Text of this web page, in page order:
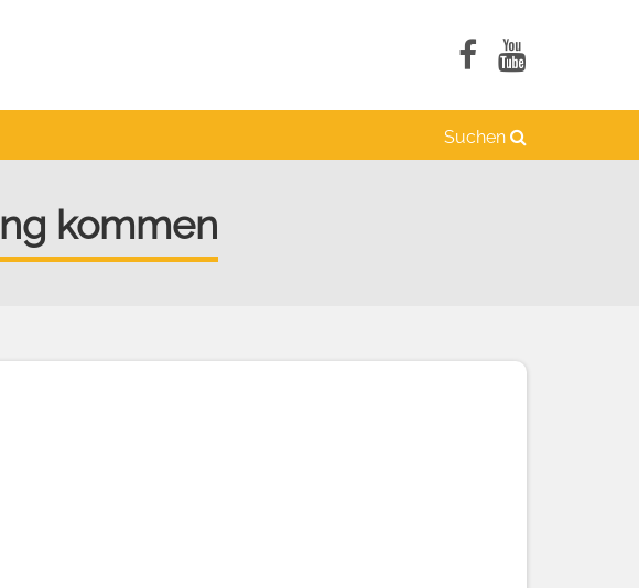
Suchen
kommen